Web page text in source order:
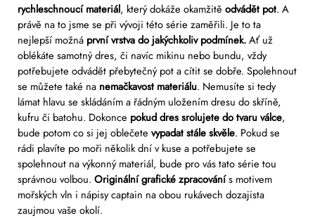
rychleschnoucí materiál, který dokáže okamžitě odvádět pot. A
právě na to jsme se při vývoji této série zaměřili. Je to ta
nejlepší možná první vrstva do jakýchkoliv podmínek.Ať už
oblékáte samotný dres, či navíc mikinu nebo bundu, vždy
potřebujete odvádět přebytečný pot a cítit se dobře. Spolehnout
se můžete také na nemačkavost materiálu. Nemusíte si tedy
lámat hlavu se skládáním a řádným uložením dresu do skříně,
kufru či batohu. Dokonce pokud dres srolujete do tvaru válce,
bude potom co si jej oblečete vypadat stále skvěle. Pokud se
rádi plavíte po moři několik dní v kuse a potřebujete se
spolehnout na výkonný materiál, bude pro vás tato série tou
správnou volbou. Originální grafické zpracovánís motivem
mořských vln i nápisy captain na obou rukávech dozajista
zaujmou vaše okolí.